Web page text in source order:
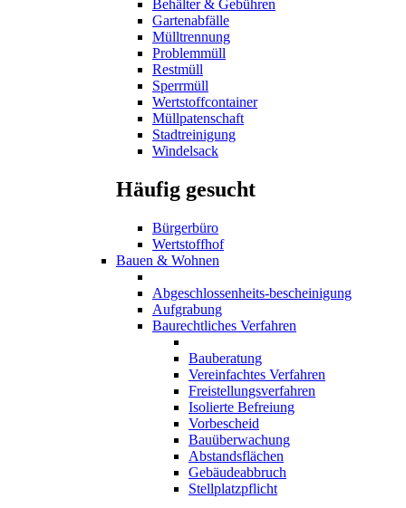
Behälter & Gebühren
Gartenabfälle
Mülltrennung
Problemmüll
Restmüll
Sperrmüll
Wertstoffcontainer
Müllpatenschaft
Stadtreinigung
Windelsack
Häufig gesucht
Bürgerbüro
Wertstoffhof
Bauen & Wohnen
Abgeschlossenheits-bescheinigung
Aufgrabung
Baurechtliches Verfahren
Bauberatung
Vereinfachtes Verfahren
Freistellungsverfahren
Isolierte Befreiung
Vorbescheid
Bauüberwachung
Abstandsflächen
Gebäudeabbruch
Stellplatzpflicht